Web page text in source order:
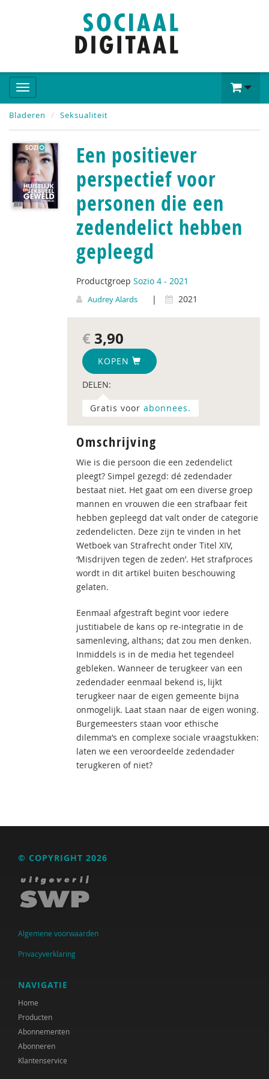
Bladeren Seksualiteit
Een positiever
perspectief voor
personen die een
zedendelict hebben
gepleegd
Productgroep Sozio 4 - 2021
Audrey Alards | 2021
€ 3,90
KOPEN
DELEN:
Gratis voor abonnees.
Omschrijving
Wie is die persoon die een zedendelict
pleegt? Simpel gezegd: dé zedendader
bestaat niet. Het gaat om een diverse groep
mannen en vrouwen die een strafbaar feit
hebben gepleegd dat valt onder de categorie
zedendelicten. Deze zijn te vinden in het
Wetboek van Strafrecht onder Titel XIV,
‘Misdrijven tegen de zeden’. Het strafproces
wordt in dit artikel buiten beschouwing
gelaten.
Eenmaal afgestraft begint voor iedere
justitiabele de kans op re-integratie in de
samenleving, althans; dat zou men denken.
Inmiddels is in de media het tegendeel
gebleken. Wanneer de terugkeer van een
zedendader eenmaal bekend is, lijkt
terugkeer naar de eigen gemeente bijna
onmogelijk. Laat staan naar de eigen woning.
Burgemeesters staan voor ethische
dilemma’s en complexe sociale vraagstukken:
laten we een veroordeelde zedendader
terugkeren of niet?
© COPYRIGHT 2026
Algemene voorwaarden
Privacyverklaring
NAVIGATIE
Home
Producten
Abonnementen
Abonneren
Klantenservice